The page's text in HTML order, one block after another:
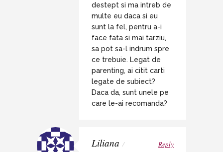
destept si ma intreb de
multe eu daca si eu
sunt la fel, pentru a-i
face fata si mai tarziu,
sa pot sa-l indrum spre
ce trebuie. Legat de
parenting, ai citit carti
legate de subiect?
Daca da, sunt unele pe
care le-ai recomanda?
Liliana /
Reply